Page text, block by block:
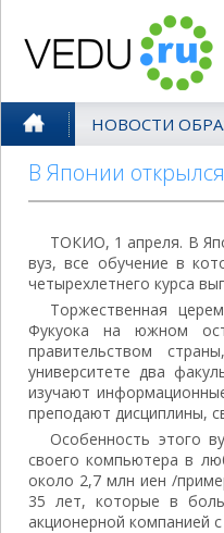
НОВОСТИ
В Японии
ТОКИО, 1 апреля. В
вуз, все обучение в
четырехлетнего курса
Торжественная
Фукуока на южном
правительством
университете два
изучают
преподают дисциплины,
Особенность этого
своего компьютера в
около 2,7 млн иен /
35 лет, которые в
акционерной компанией